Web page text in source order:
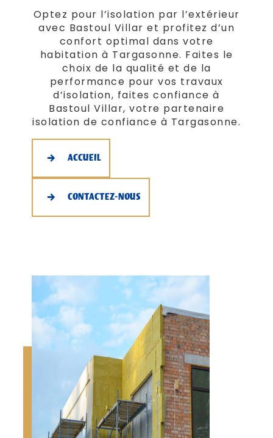
Optez pour l’isolation par l’extérieur
avec Bastoul Villar et profitez d’un
confort optimal dans votre
habitation à Targasonne. Faites le
choix de la qualité et de la
performance pour vos travaux
d’isolation, faites confiance à
Bastoul Villar, votre partenaire
isolation de confiance à Targasonne.
ACCUEIL
CONTACTEZ-NOUS